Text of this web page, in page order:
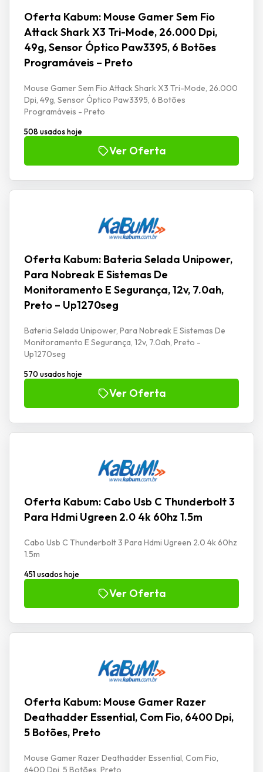
Oferta Kabum: Mouse Gamer Sem Fio
Attack Shark X3 Tri-Mode, 26.000 Dpi,
49g, Sensor Óptico Paw3395, 6 Botões
Programáveis – Preto
Mouse Gamer Sem Fio Attack Shark X3 Tri-Mode, 26.000
Dpi, 49g, Sensor Óptico Paw3395, 6 Botões
Programáveis - Preto
508 usados hoje
Ver Oferta
Oferta Kabum: Bateria Selada Unipower,
Para Nobreak E Sistemas De
Monitoramento E Segurança, 12v, 7.0ah,
Preto – Up1270seg
Bateria Selada Unipower, Para Nobreak E Sistemas De
Monitoramento E Segurança, 12v, 7.0ah, Preto -
Up1270seg
570 usados hoje
Ver Oferta
Oferta Kabum: Cabo Usb C Thunderbolt 3
Para Hdmi Ugreen 2.0 4k 60hz 1.5m
Cabo Usb C Thunderbolt 3 Para Hdmi Ugreen 2.0 4k 60hz
1.5m
451 usados hoje
Ver Oferta
Oferta Kabum: Mouse Gamer Razer
Deathadder Essential, Com Fio, 6400 Dpi,
5 Botões, Preto
Mouse Gamer Razer Deathadder Essential, Com Fio,
6400 Dpi, 5 Botões, Preto